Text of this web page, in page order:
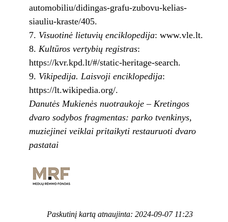
automobiliu/didingas-grafu-zubovu-kelias-
siauliu-kraste/405.
7. Visuotinė lietuvių enciklopedija: www.vle.lt.
8. Kultūros vertybių registras:
https://kvr.kpd.lt/#/static-heritage-search.
9. Vikipedija. Laisvoji enciklopedija:
https://lt.wikipedia.org/.
Danutės Mukienės nuotraukoje – Kretingos
dvaro sodybos fragmentas: parko tvenkinys,
muziejinei veiklai pritaikyti restauruoti dvaro
pastatai
Paskutinį kartą atnaujinta: 2024-09-07 11:23